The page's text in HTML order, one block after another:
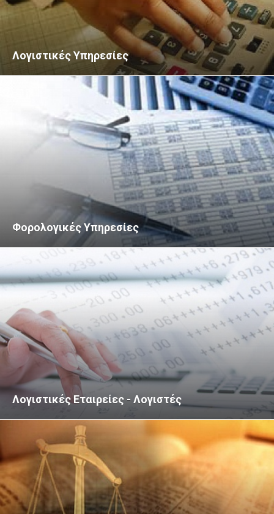
Λογιστικές Υπηρεσίες
Φορολογικές Υπηρεσίες
Λογιστικές Εταιρείες - Λογιστές